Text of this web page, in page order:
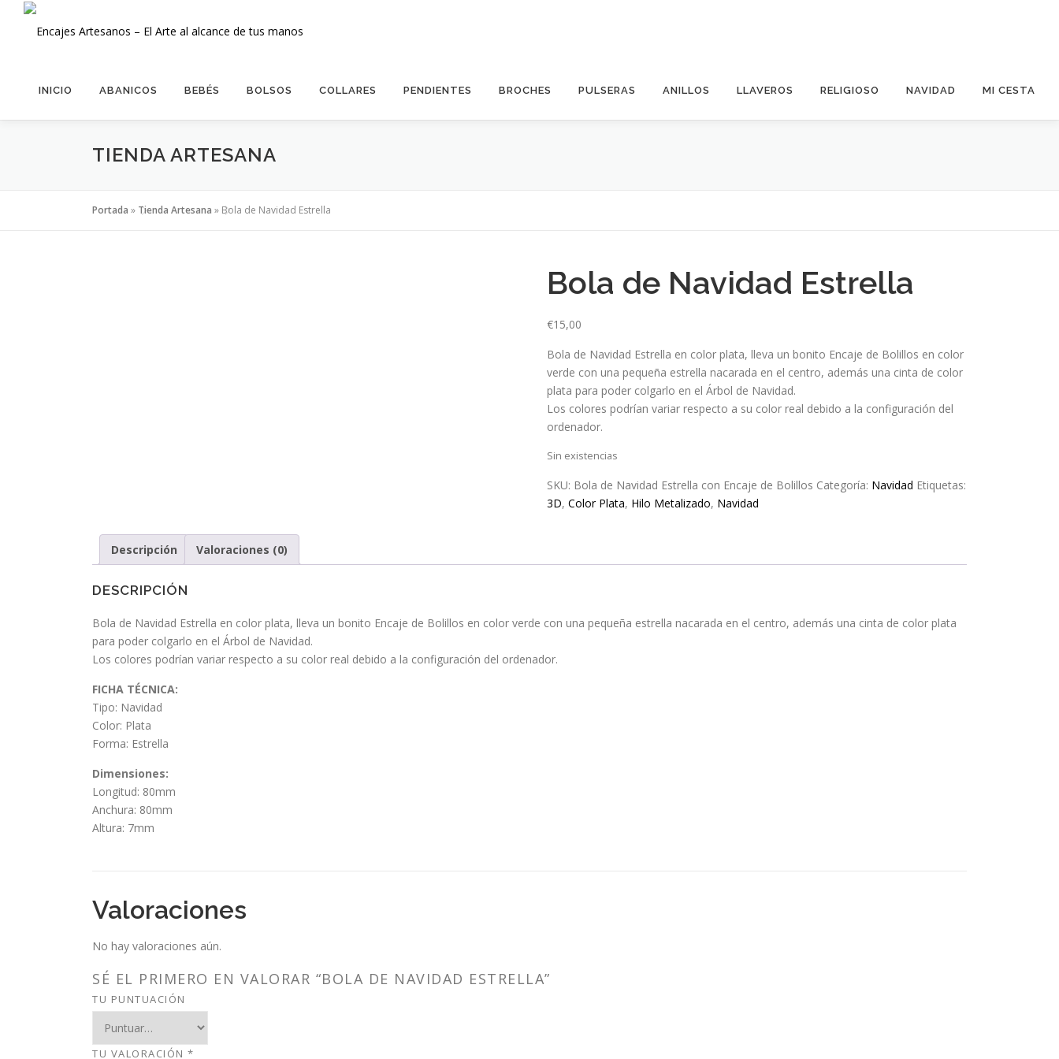
Saltar
INICIO ABANICOS BEBÉS BOLSOS COLLARES PENDIENTES BROCHES PULSERAS ANILLOS LLAVEROS RELIGIOSO NAVIDAD MI CESTA
TIENDA ARTESANA
Portada » Tienda Artesana » Bola de Navidad Estrella
Bola de Navidad Estrella
€15,00
Bola de Navidad Estrella en color plata, lleva un bonito Encaje de Bolillos en color
verde con una pequeña estrella nacarada en el centro, además una cinta de color
plata para poder colgarlo en el Árbol de Navidad.
Los colores podrían variar respecto a su color real debido a la configuración del
ordenador.
Sin existencias
SKU: Bola de Navidad Estrella con Encaje de Bolillos Categoría: Navidad Etiquetas:
3D,Color Plata, Hilo Metalizado, Navidad
Descripción Valoraciones (0)
DESCRIPCIÓN
Bola de Navidad Estrella en color plata, lleva un bonito Encaje de Bolillos en color verde con una pequeña estrella nacarada en el centro, además una cinta de color plata
para poder colgarlo en el Árbol de Navidad.
Los colores podrían variar respecto a su color real debido a la configuración del ordenador.
FICHA TÉCNICA:
Tipo: Navidad
Color: Plata
Forma: Estrella
Dimensiones:
Longitud: 80mm
Anchura: 80mm
Altura: 7mm
Valoraciones
No hay valoraciones aún.
SÉ EL PRIMERO EN VALORAR “BOLA DE NAVIDAD ESTRELLA”
TU PUNTUACIÓN
TU VALORACIÓN *